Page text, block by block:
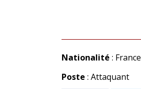
Nationalité : France
Poste : Attaquant